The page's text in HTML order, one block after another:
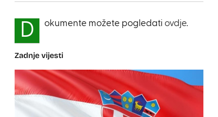
D okumente možete pogledati ovdje.
Zadnje vijesti